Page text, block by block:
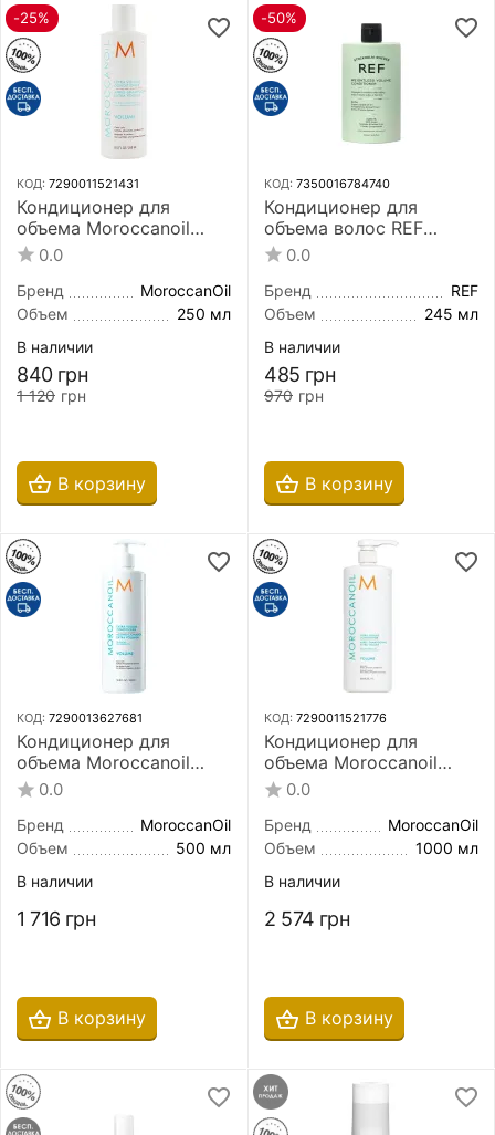
-25%
КОД: 7290011521431
Кондиционер для
объема Moroccanoil
Extra Volume
Conditioner 250 мл
0.0
Бренд
MoroccanOil
Объем
250 мл
В наличии
1 120 грн
840 грн
В корзину
-50%
КОД: 7350016784740
Кондиционер для
объема волос REF
Weightless Volume
Conditioner 245 мл
0.0
Бренд
REF
Объем
245 мл
В наличии
970 грн
485 грн
В корзину
КОД: 7290013627681
Кондиционер для
объема Moroccanoil
Extra Volume
Conditioner 500 мл
0.0
Бренд
MoroccanOil
Объем
500 мл
В наличии
1 716 грн
В корзину
КОД: 7290011521776
Кондиционер для
объема Moroccanoil
Extra Volume
Conditioner 1000 мл
0.0
Бренд
MoroccanOil
Объем
1000 мл
В наличии
2 574 грн
В корзину